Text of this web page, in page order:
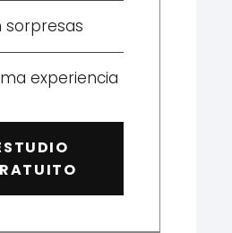
sorpresas
experiencia